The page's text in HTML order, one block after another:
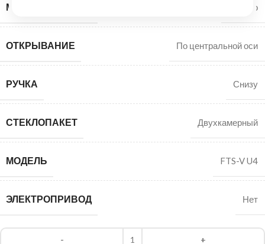
МАТЕРИАЛ РАМЫ Дерево
ОТКРЫВАНИЕ По центральной оси
РУЧКА Снизу
СТЕКЛОПАКЕТ Двухкамерный
МОДЕЛЬ FTS-V U4
ЭЛЕКТРОПРИВОД Нет
Alternative: